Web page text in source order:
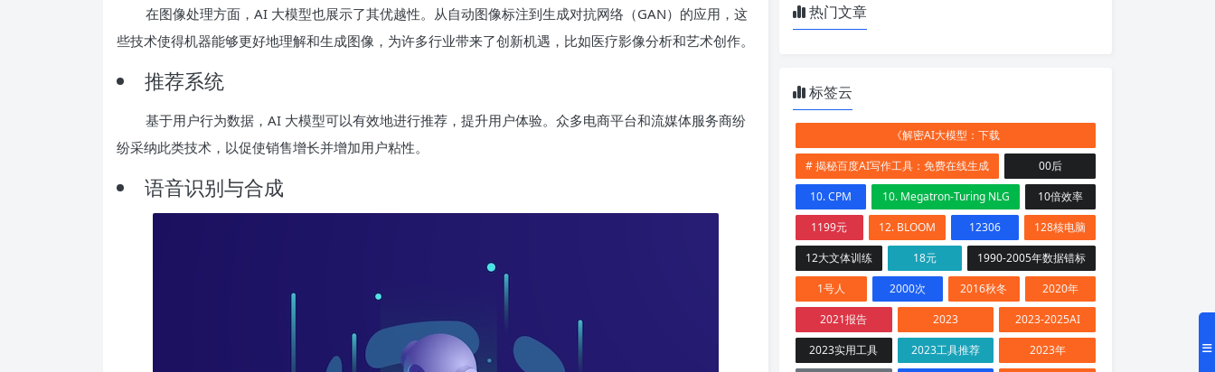
在图像处理方面，AI 大模型也展示了其优越性。从自动图像标注到生成对抗网络（GAN）的应用，这
些技术使得机器能够更好地理解和生成图像，为许多行业带来了创新机遇，比如医疗影像分析和艺术创作。
推荐系统
基于用户行为数据，AI 大模型可以有效地进行推荐，提升用户体验。众多电商平台和流媒体服务商纷
纷采纳此类技术，以促使销售增长并增加用户粘性。
语音识别与合成
热门文章
标签云
《解密AI大模型：下载
# 揭秘百度AI写作工具：免费在线生成
00后
10. CPM
10. Megatron-Turing NLG
10倍效率
1199元
12. BLOOM 12306
128核电脑
12大文体训练
18元
1990-2005年数据错标
1号人
2000次 2016秋冬
2020年
2021报告
2023
2023-2025AI
2023实用工具
2023工具推荐
2023年